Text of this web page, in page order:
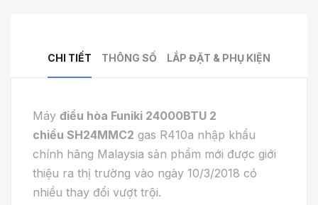
CHI TIẾT THÔNG SỐ LẮP ĐẶT & PHỤ KIỆN
Máy điều hòa Funiki 24000BTU 2
chiều SH24MMC2 gas R410a nhập khẩu
chính hãng Malaysia sản phẩm mới được giới
thiệu ra thị trường vào ngày 10/3/2018 có
nhiều thay đổi vượt trội.